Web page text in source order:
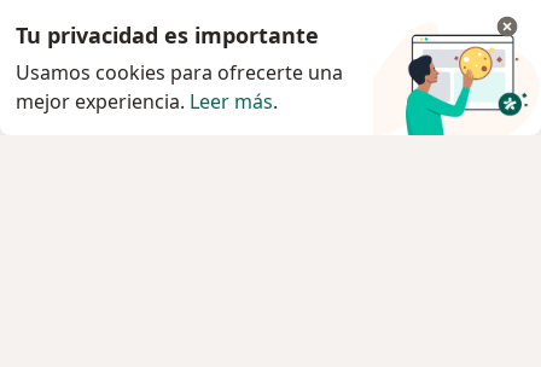
Tu privacidad es importante
Usamos cookies para ofrecerte una
mejor experiencia. Leer más.